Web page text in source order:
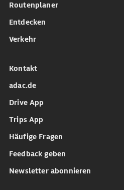
Routenplaner
Entdecken
Verkehr
Kontakt
adac.de
Drive App
Trips App
Häufige Fragen
Feedback geben
Newsletter abonnieren